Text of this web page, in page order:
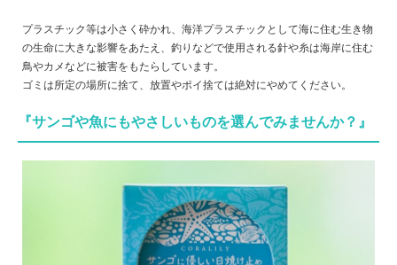
プラスチック等は小さく砕かれ、海洋プラスチックとして海に住む生き物
の生命に大きな影響をあたえ、釣りなどで使用される針や糸は海岸に住む
鳥やカメなどに被害をもたらしています。
ゴミは所定の場所に捨て、放置やポイ捨ては絶対にやめてください。
『サンゴや魚にもやさしいものを選んでみませんか？』